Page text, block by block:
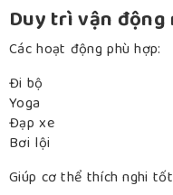
Duy trì vận động
Các hoạt động phù hợp:
Đi bộ
Yoga
Đạp xe
Bơi lội
Giúp cơ thể thích nghi